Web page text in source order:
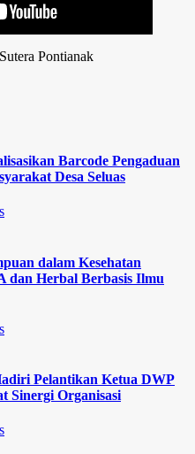
Barcode Pengaduan
Desa Seluas
dalam Kesehatan
dan Herbal Berbasis Ilmu
Pelantikan Ketua DWP
Sinergi Organisasi